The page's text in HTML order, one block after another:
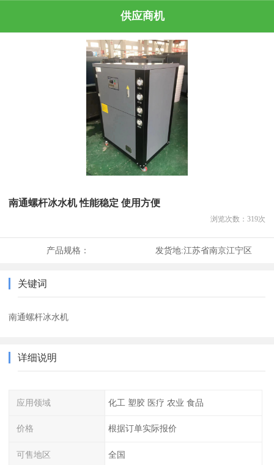
供应商机
南通螺杆冰水机 性能稳定 使用方便
浏览次数： 319次
产品规格： 发货地:江苏省南京江宁区
关键词
南通螺杆冰水机
详细说明
应用领域 化工 塑胶 医疗 农业 食品
价格 根据订单实际报价
可售地区 全国